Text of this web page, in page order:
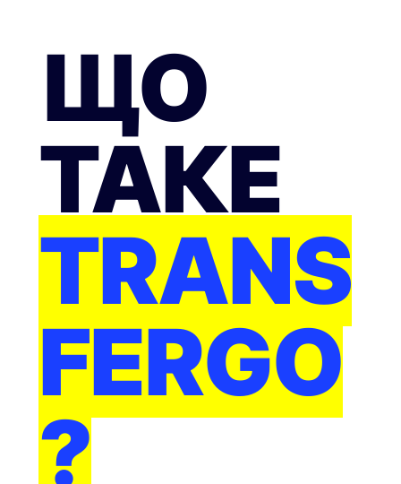
ЩО
ТАКЕ
TRANS
FERGO
?